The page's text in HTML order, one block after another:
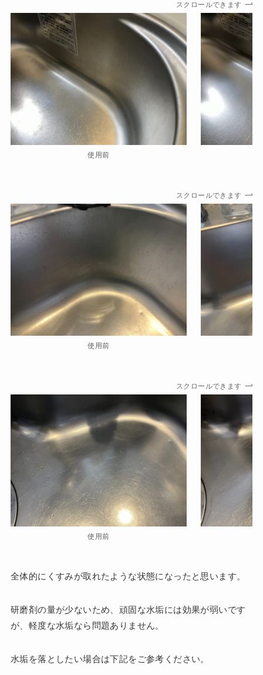
スクロールできます
使用前
スクロールできます
使用前
スクロールできます
使用前
全体的にくすみが取れたような状態になったと思います。
研磨剤の量が少ないため、頑固な水垢には効果が弱いです
が、軽度な水垢なら問題ありません。
水垢を落としたい場合は下記をご参考ください。